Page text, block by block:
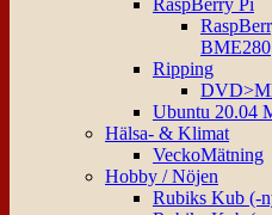
RaspBerry Pi
BME280
Ripping
Ubuntu 20.04
Hälsa- & Klimat
VeckoMätning
Hobby / Nöjen
Rubiks Kub (-